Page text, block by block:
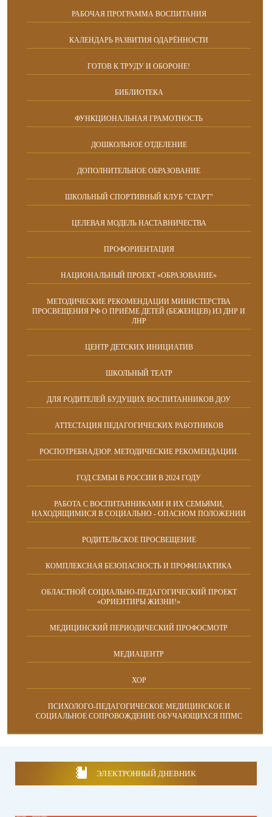
РАБОЧАЯ ПРОГРАММА ВОСПИТАНИЯ
КАЛЕНДАРЬ РАЗВИТИЯ ОДАРЁННОСТИ
ГОТОВ К ТРУДУ И ОБОРОНЕ!
БИБЛИОТЕКА
ФУНКЦИОНАЛЬНАЯ ГРАМОТНОСТЬ
ДОШКОЛЬНОЕ ОТДЕЛЕНИЕ
ДОПОЛНИТЕЛЬНОЕ ОБРАЗОВАНИЕ
ШКОЛЬНЫЙ СПОРТИВНЫЙ КЛУБ "СТАРТ"
ЦЕЛЕВАЯ МОДЕЛЬ НАСТАВНИЧЕСТВА
ПРОФОРИЕНТАЦИЯ
НАЦИОНАЛЬНЫЙ ПРОЕКТ «ОБРАЗОВАНИЕ»
МЕТОДИЧЕСКИЕ РЕКОМЕНДАЦИИ МИНИСТЕРСТВА
ПРОСВЕЩЕНИЯ РФ О ПРИЁМЕ ДЕТЕЙ (БЕЖЕНЦЕВ) ИЗ ДНР И
ЛНР
ЦЕНТР ДЕТСКИХ ИНИЦИАТИВ
ШКОЛЬНЫЙ ТЕАТР
ДЛЯ РОДИТЕЛЕЙ БУДУЩИХ ВОСПИТАННИКОВ ДОУ
АТТЕСТАЦИЯ ПЕДАГОГИЧЕСКИХ РАБОТНИКОВ
РОСПОТРЕБНАДЗОР. МЕТОДИЧЕСКИЕ РЕКОМЕНДАЦИИ.
ГОД СЕМЬИ В РОССИИ В 2024 ГОДУ
РАБОТА С ВОСПИТАННИКАМИ И ИХ СЕМЬЯМИ,
НАХОДЯЩИМИСЯ В СОЦИАЛЬНО - ОПАСНОМ ПОЛОЖЕНИИ
РОДИТЕЛЬСКОЕ ПРОСВЕЩЕНИЕ
КОМПЛЕКСНАЯ БЕЗОПАСНОСТЬ И ПРОФИЛАКТИКА
ОБЛАСТНОЙ СОЦИАЛЬНО-ПЕДАГОГИЧЕСКИЙ ПРОЕКТ
«ОРИЕНТИРЫ ЖИЗНИ!»
МЕДИЦИНСКИЙ ПЕРИОДИЧЕСКИЙ ПРОФОСМОТР
МЕДИАЦЕНТР
ХОР
ПСИХОЛОГО-ПЕДАГОГИЧЕСКОЕ МЕДИЦИНСКОЕ И
СОЦИАЛЬНОЕ СОПРОВОЖДЕНИЕ ОБУЧАЮЩИХСЯ ППМС
ЭЛЕКТРОННЫЙ ДНЕВНИК